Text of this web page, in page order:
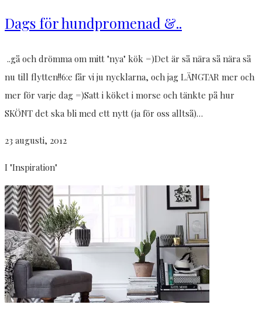
Dags för hundpromenad &..
..gå och drömma om mitt "nya" kök =)Det är så nära så nära så
nu till flytten!!6:e får vi ju nycklarna, och jag LÄNGTAR mer och
mer för varje dag =)Satt i köket i morse och tänkte på hur
SKÖNT det ska bli med ett nytt (ja för oss alltså)…
23 augusti, 2012
I "Inspiration"